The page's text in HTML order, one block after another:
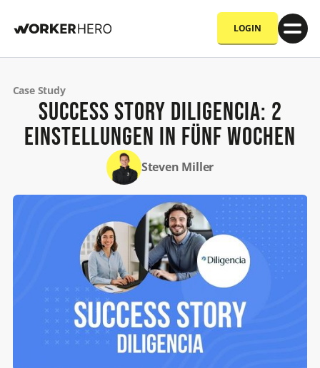
LOGIN
Case Study
Success Story Diligencia: 2
Einstellungen in fünf Wochen
Steven Miller